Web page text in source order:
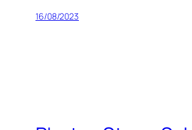
16/08/2023